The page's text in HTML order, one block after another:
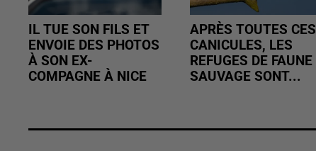
IL TUE SON FILS ET
ENVOIE DES PHOTOS
À SON EX-
COMPAGNE À NICE
APRÈS TOUTES CES
CANICULES, LES
REFUGES DE FAUNE
SAUVAGE SONT...